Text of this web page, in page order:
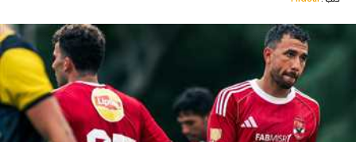
مسابقة التوقعات
فيديوهات
عدسات
آراء حرة